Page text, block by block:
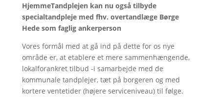
HjemmeTandplejen kan nu også tilbyde
specialtandpleje med fhv. overtandlæge Børge
Hede som faglig ankerperson
Vores formål med at gå ind på dette for os nye
område er, at etablere et mere sammenhængende,
lokalforankret tilbud -i samarbejde med de
kommunale tandplejer, tæt på borgeren og med
kortere ventetider (højere serviceniveau) til følge.